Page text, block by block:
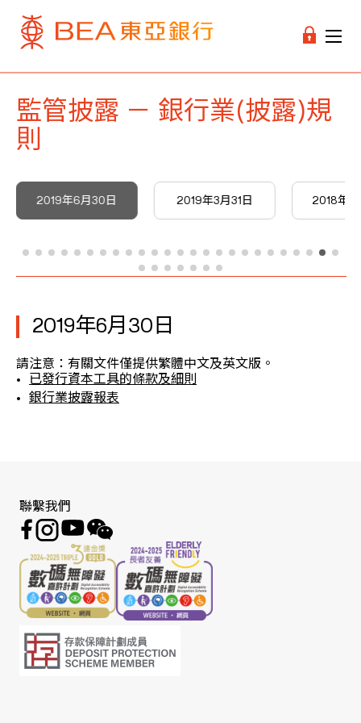
監管披露 － 銀行業(披露)規
則
2019年6月30日 2019年3月31日 2018年
2019年6月30日
請注意：有關文件僅提供繁體中文及英文版。
已發行資本工具的條款及細則
銀行業披露報表
聯繫我們